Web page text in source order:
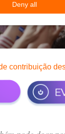
Deny all
para você
contribuição